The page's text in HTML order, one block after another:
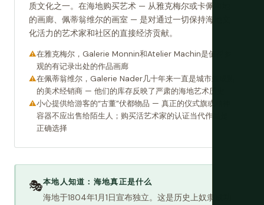
质文化之一。在海地购买艺术 — 从雅克梅尔或卡佩海地
的画廊、佩蒂翁维尔的画室 — 是对通过一切保持海地文
化活力的艺术家和社区的直接经济贡献。
在雅克梅尔，Galerie Monnin和Atelier Machin是值得参
观的有记录出处的作品画廊
在佩蒂翁维尔，Galerie Nader几十年来一直是城市最成熟
的美术经销商 — 他们的库存反映了严肃的海地艺术历史
小心提供给游客的“古董”伏都物品 — 真正的仪式旗或精神
容器不应出售给陌生人；购买活艺术家的认证当代作品是
正确选择
🎭本地人知道：海地真正是什么
海地于1804年1月1日宣布独立。这是历史上奴隶成功